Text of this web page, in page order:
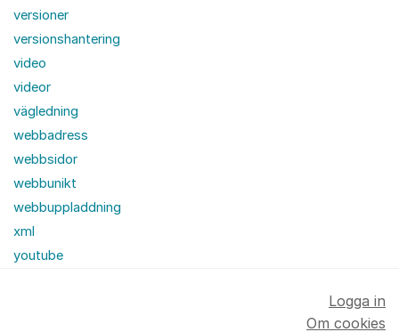
versioner
versionshantering
video
videor
vägledning
webbadress
webbsidor
webbunikt
webbuppladdning
xml
youtube
Logga in
Om cookies